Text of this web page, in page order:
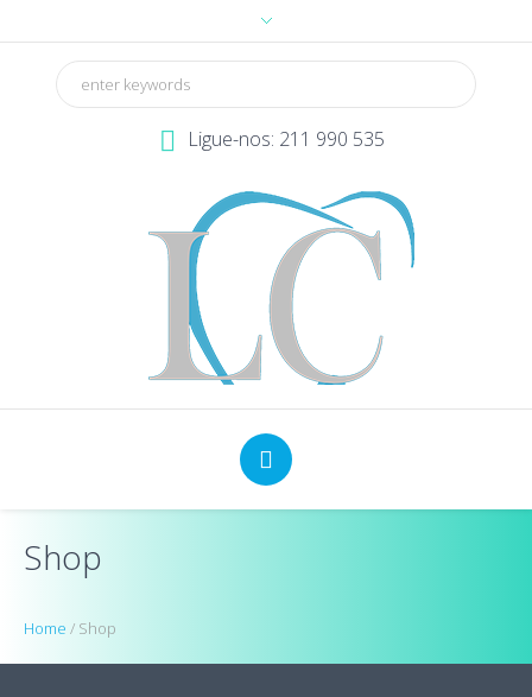
Ligue-nos: 211 990 535
Shop
Home / Shop